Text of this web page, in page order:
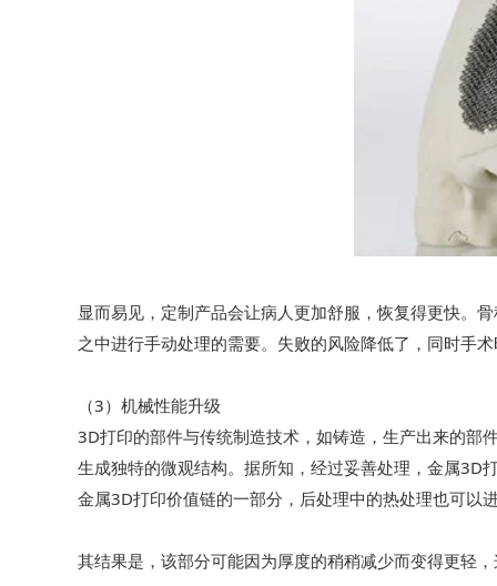
显而易见，定制产品会让病人更加舒服，恢复得更快。
之中进行手动处理的需要。失败的风险降低了，同时手
（3）机械性能升级
3D打印的部件与传统制造技术，如铸造，生产出来的部
生成独特的微观结构。据所知，经过妥善处理，金属3D
金属3D打印价值链的一部分，后处理中的热处理也可以
其结果是，该部分可能因为厚度的稍稍减少而变得更轻